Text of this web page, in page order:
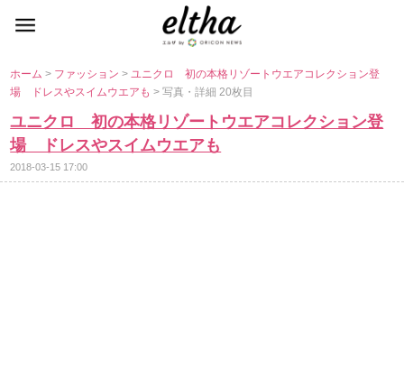
ホーム> ファッション>ユニクロ 初の本格リゾートウエアコレクション登
場 ドレスやスイムウエアも> 写真・詳細 20枚目
ユニクロ 初の本格リゾートウエアコレクション登
場 ドレスやスイムウエアも
2018-03-15 17:00